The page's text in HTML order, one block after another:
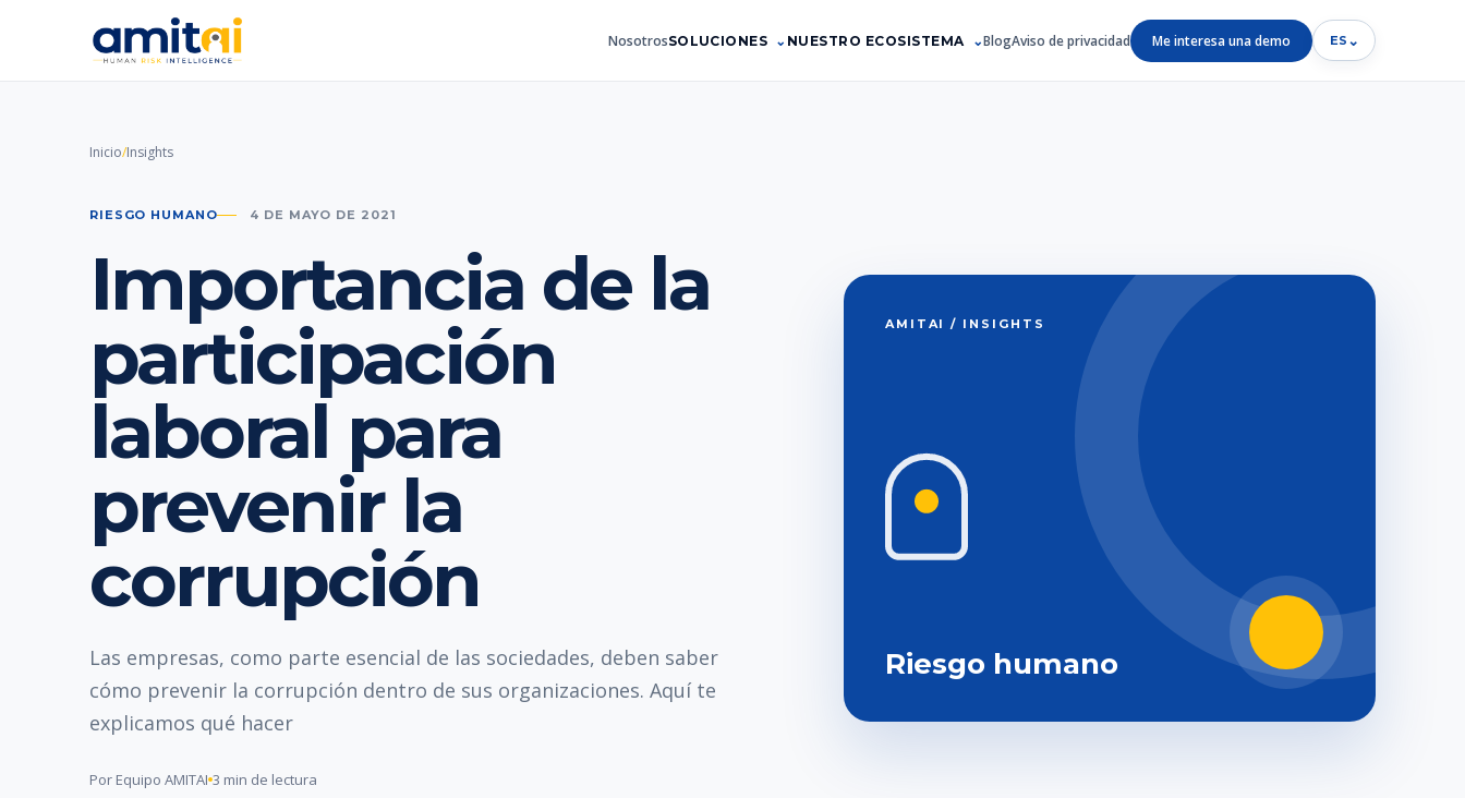
NosotrosSOLUCIONES NUESTRO ECOSISTEMA BlogAviso de privacidad Me interesa una demo ES ⌄
Inicio/Insights
RIESGO HUMANO 4 DE MAYO DE 2021
Importancia de la
participación
laboral para
prevenir la
corrupción
Las empresas, como parte esencial de las sociedades, deben saber
cómo prevenir la corrupción dentro de sus organizaciones. Aquí te
explicamos qué hacer
Por Equipo AMITAI 3 min de lectura
AMITAI / INSIGHTS
Riesgo humano